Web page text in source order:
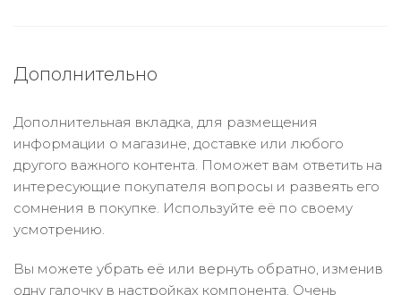
Дополнительно
Дополнительная вкладка, для размещения
информации о магазине, доставке или любого
другого важного контента. Поможет вам ответить на
интересующие покупателя вопросы и развеять его
сомнения в покупке. Используйте её по своему
усмотрению.
Вы можете убрать её или вернуть обратно, изменив
одну галочку в настройках компонента. Очень